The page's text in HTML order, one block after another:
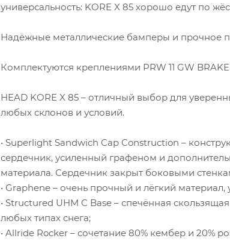
универсальность: KORE X 85 хорошо едут по
Надёжные металлические бамперы и прочное
Комплектуются креплениями PRW 11 GW
HEAD KORE X 85 – отличный выбор для
любых склонов и условий.
• Superlight Sandwich Cap Construction –
сердечник, усиленный графеном и
материала. Сердечник закрыт боковыми
• Graphene – очень прочный и лёгкий
• Structured UHM C Base – спечённая
любых типах снега;
• Allride Rocker – сочетание 80% кембер и 20%